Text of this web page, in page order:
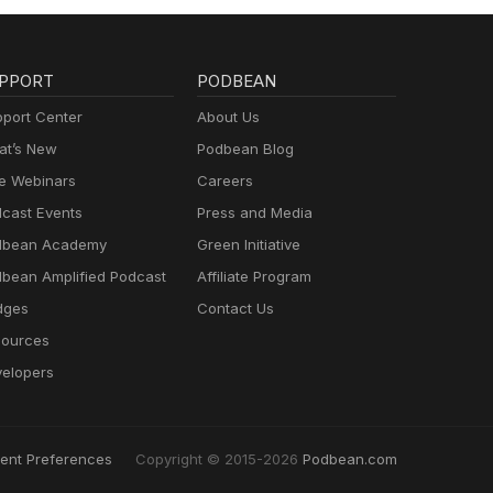
Center
New
Webinars
Events
Academy
Amplified Podcast
PODBEAN
About Us
Podbean Blog
Careers
Press and Media
Green Initiative
Affiliate Program
Contact Us
Preferences Copyright © 2015-2026 Podbean.com